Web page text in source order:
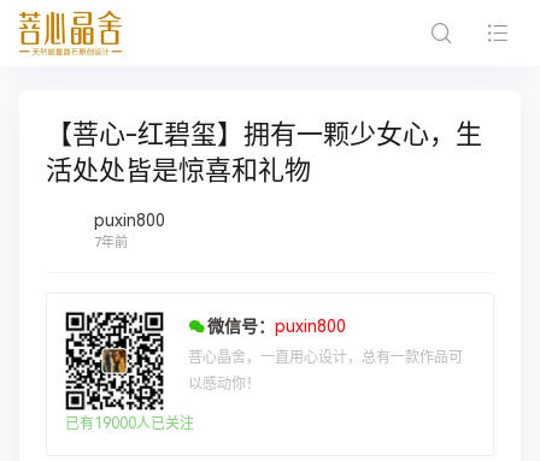
【菩心-红碧玺】拥有一颗少女心，生
活处处皆是惊喜和礼物
puxin800
7年前
微信号： puxin800
菩心晶舍，一直用心设计，总有一款作品可
以感动你！
已有19000人已关注